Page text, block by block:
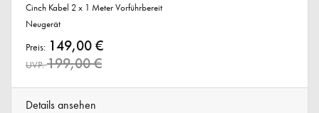
Cinch Kabel 2 x 1 Meter Vorführbereit
Neugerät
Preis: 149,00 €
UVP: 199,00 €
Details ansehen